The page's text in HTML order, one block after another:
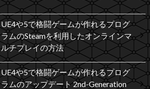
UE4や5で格闘ゲームが作れるプログ
ラムのSteamを利用したオンラインマ
ルチプレイの方法
UE4や5で格闘ゲームが作れるプログ
ラムのアップデート 2nd-Generation